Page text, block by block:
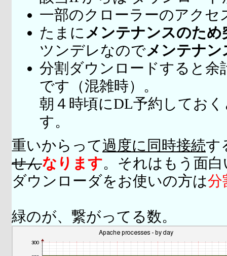
一部のクローラーのアクセ
たまに メンテナンスのため
ツンデレなのでメンテナ
分割ダウンロードすると余
です（混雑時）。
朝４時頃にDL予約してお
す。
重いからって過度に同時接続す
せんなります。それはもう面
ダウンローダをお使いの方は分
緑のが、繋がってる数。